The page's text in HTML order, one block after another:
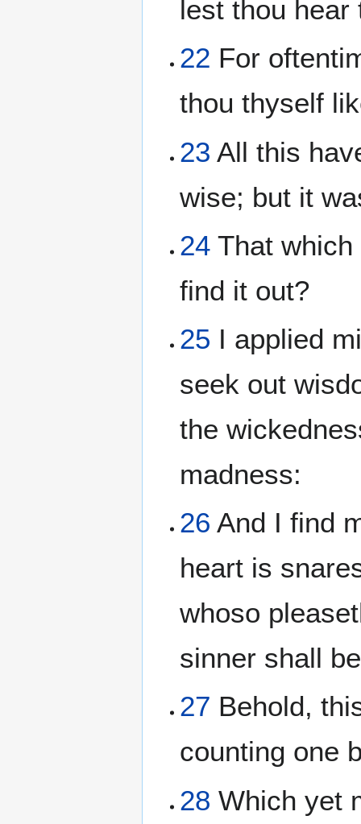
lest thou
22 For
thou thyself
23 All this
wise; but it
24 That
find it out?
25 I applied
seek out
the
madness:
26 And I find
heart is
whoso
sinner shall
27 Behold,
counting one
28 Which yet